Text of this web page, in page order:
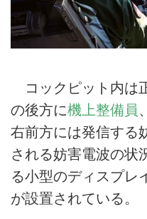
コックピット内は
の後方に機上整備員 、
右前方には発信する
される妨害電波の状
る小型のディスプレ
が設置されている。